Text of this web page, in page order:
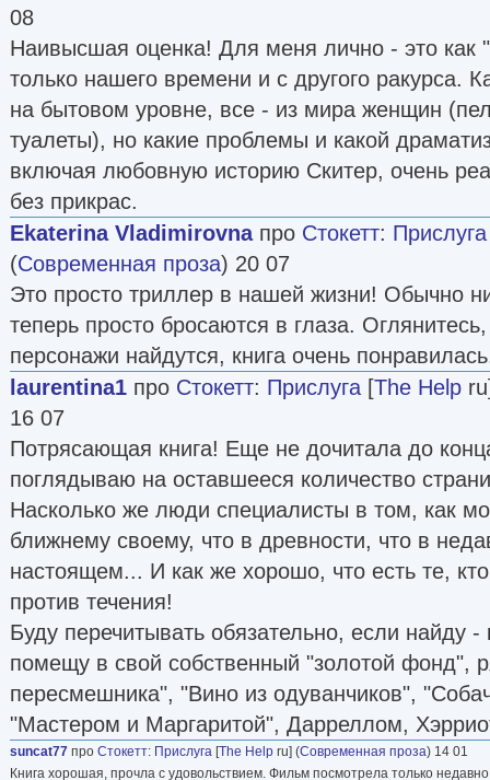
08
Наивысшая оценка! Для меня лично - это как
только нашего времени и с другого ракурса.
на бытовом уровне, все - из мира женщин
туалеты), но какие проблемы и какой
включая любовную историю Скитер, очень
без прикрас.
Ekaterina Vladimirovnaпро Стокетт: Прислуга
(Современная проза) 20 07
Это просто триллер в нашей жизни! Обычно
теперь просто бросаются в глаза.
персонажи найдутся, книга очень
laurentina1 про Стокетт: Прислуга [The Help
16 07
Потрясающая книга! Еще не дочитала до
поглядываю на оставшееся количество
Насколько же люди специалисты в том, как
ближнему своему, что в древности, что в
настоящем... И как же хорошо, что есть те,
против течения!
Буду перечитывать обязательно, если найду
помещу в свой собственный "золотой фонд",
пересмешника", "Вино из одуванчиков",
"Мастером и Маргаритой", Дарреллом,
suncat77 про Стокетт: Прислуга [The Help ru] (Современная проза) 14 01
Книга хорошая, прочла с удовольствием. Фильм посмотрела только